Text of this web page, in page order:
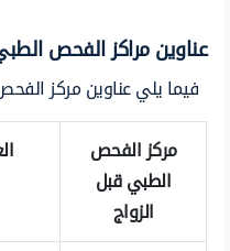
عناوين مراكز الفحص
فيما يلي عناوين مركز
مركز الفحص
الطبي قبل
الزواج